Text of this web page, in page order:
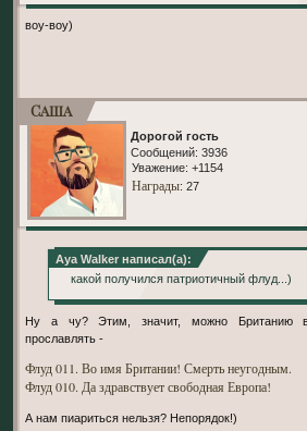
воу-воу)
Саша
Дорогой гость
Сообщений: 3936
Уважение: +1154
Награды: 27
Aya Walker написал(а):
какой получился патриотичный флуд...)
Ну а чу? Этим, значит, можно Британию
прославлять -
Флуд 011. Во имя Британии! Смерть неугодным.
Флуд 010. Да здравствует свободная Европа!
А нам пиариться нельзя? Непорядок!)